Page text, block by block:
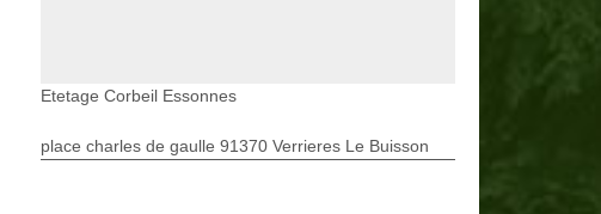
Etetage Corbeil Essonnes
place charles de gaulle 91370 Verrieres Le Buisson